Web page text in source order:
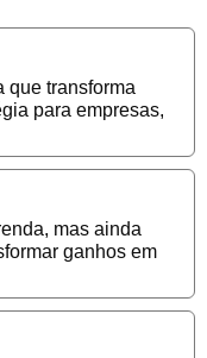
que transforma
para empresas,
mas ainda
ganhos em